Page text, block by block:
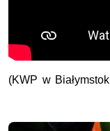
(KWP w